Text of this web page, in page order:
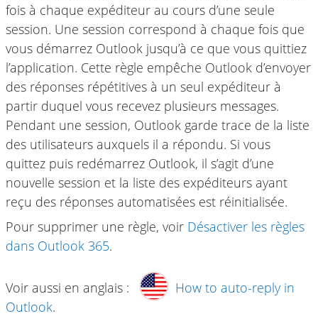
fois à chaque expéditeur au cours d’une seule
session. Une session correspond à chaque fois que
vous démarrez Outlook jusqu’à ce que vous quittiez
l’application. Cette règle empêche Outlook d’envoyer
des réponses répétitives à un seul expéditeur à
partir duquel vous recevez plusieurs messages.
Pendant une session, Outlook garde trace de la liste
des utilisateurs auxquels il a répondu. Si vous
quittez puis redémarrez Outlook, il s’agit d’une
nouvelle session et la liste des expéditeurs ayant
reçu des réponses automatisées est réinitialisée.
Pour supprimer une règle, voir Désactiver les règles
dans Outlook 365.
Voir aussi en anglais :
How to auto-reply in
Outlook.